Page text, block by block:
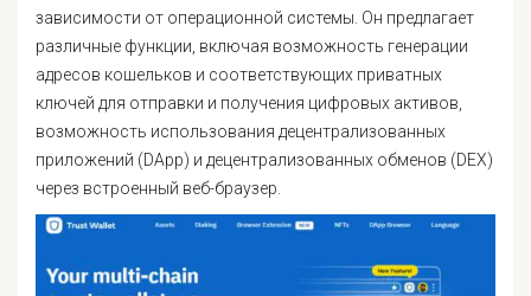
зависимости от операционной системы. Он предлагает
различные функции, включая возможность генерации
адресов кошельков и соответствующих приватных
ключей для отправки и получения цифровых активов,
возможность использования децентрализованных
приложений (DApp) и децентрализованных обменов (DEX)
через встроенный веб-браузер.